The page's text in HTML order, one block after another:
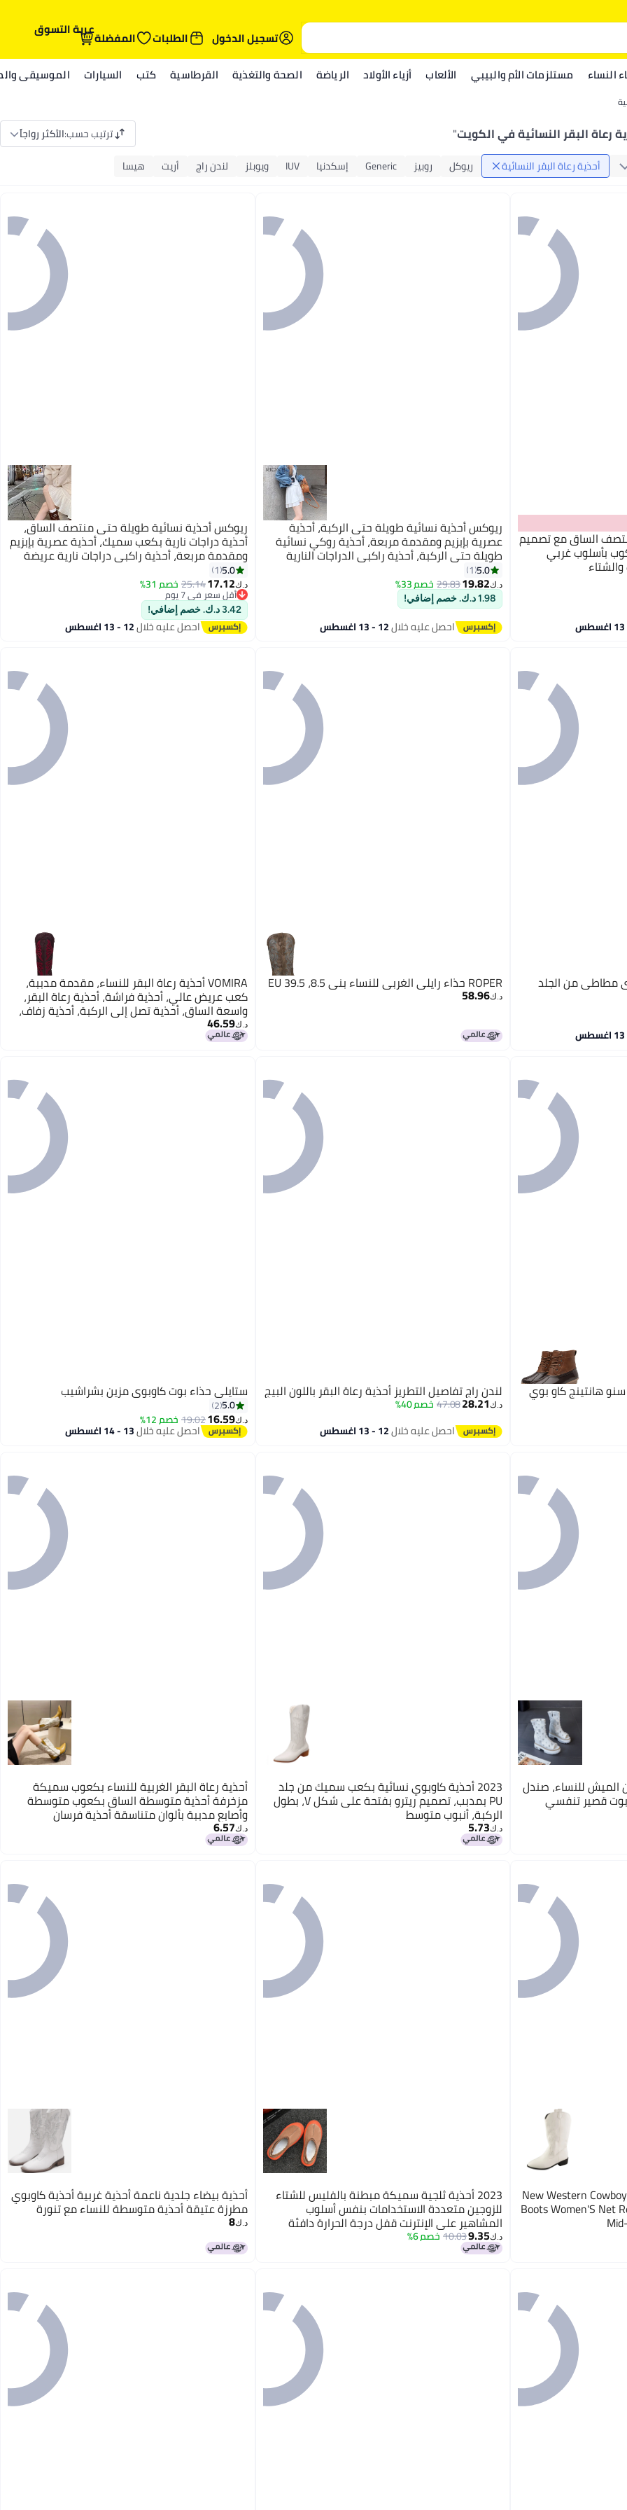
تسجيل الدخول
الطلبات المفضلةعربة التسوق
النساء مستلزمات الأم والبيبي الألعاب أزياء الأولاد الرياضة الصحة والتغذية القرطاسية كتب السيارات الموسيقى
رعاة البقر النسائية في الكويت" ترتيب حسب:الأكثر رواجاً
أحذية رعاة البقر النسائية ريوكل روبيز Generic إسكدنيا IUV ويوبلز لندن راج أريت هيسا
الساق مع تصميم
بأسلوب غربي
3
ريوكس أحذية نسائية طويلة حتى الركبة، أحذية
عصرية بإبزيم ومقدمة مربعة، أحذية روكي نسائية
طويلة حتى الركبة، أحذية راكبي الدراجات النارية
بكعب سميك وساق عريضة، أحذية دراجات نارية بنية
داكنة، أحذية فارس للنزهات/الحفلات الريفية
5.0
1
د.ك‏19.82
29.83خصم 33%
1.98 د.ك. خصم إضافي!
احصل عليه خلال12 - 13 اغسطس
3
ريوكس أحذية نسائية طويلة حتى منتصف الساق،
أحذية دراجات نارية بكعب سميك، أحذية عصرية بإبزيم
ومقدمة مربعة، أحذية راكبي دراجات نارية عريضة
الساق، أحذية دراجات نارية بنية داكنة، أحذية مريحة
للمواعيد/النزهات الريفية/الحفلات
5.0
1
د.ك‏17.12
25.14 خصم 31%
أقل سعر في 7 يوم
أقل سعر في 7 يوم
3.42 د.ك. خصم إضافي!
احصل عليه خلال12 - 13 اغسطس
مطاطي من الجلد ROPER حذاء رايلي الغربي للنساء بني 8.5، 39.5 EU
د.ك‏58.96
VOMIRA أحذية رعاة البقر للنساء، مقدمة مدببة،
كعب عريض عالي، أحذية فراشة، أحذية رعاة البقر،
واسعة الساق، أحذية تصل إلى الركبة، أحذية زفاف،
أحذية غربية، بورغندي، 7
د.ك‏46.59
هانتينج كاو بوي
2
لندن راج تفاصيل التطريز أحذية رعاة البقر باللون البيج
د.ك‏28.21
47.08خصم 40%
احصل عليه خلال12 - 13 اغسطس
ستايلي حذاء بوت كاوبوي مزين بشراشيب
5.0
2
د.ك‏16.59
19.02 خصم 12%
احصل عليه خلال13 - 14 اغسطس
الميش للنساء، صندل
قصير تنفسي
2023 أحذية كاوبوي نسائية بكعب سميك من جلد
PU بمدبب، تصميم ريترو بفتحة على شكل V، بطول
الركبة، أنبوب متوسط
د.ك‏5.73
أحذية رعاة البقر الغربية للنساء بكعوب سميكة
مزخرفة أحذية متوسطة الساق بكعوب متوسطة
وأصابع مدببة بألوان متناسقة أحذية فرسان
د.ك‏6.57
2023 New Western
Boots Women'S Net
2023 أحذية ثلجية سميكة مبطنة بالفليس للشتاء
للزوجين متعددة الاستخدامات بنفس أسلوب
المشاهير على الإنترنت قفل درجة الحرارة دافئة
أحذية قطنية كبيرة أحذية موضة ريترو
د.ك‏9.35
10.03خصم 6%
أحذية بيضاء جلدية ناعمة أحذية غربية أحذية كاوبوي
مطرزة عتيقة أحذية متوسطة للنساء مع تنورة
د.ك‏8